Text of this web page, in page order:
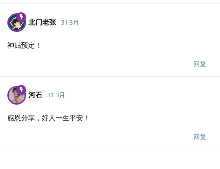
北门老张 31 3月
神贴预定！
回复
河石 31 3月
感恩分享，好人一生平安！
回复